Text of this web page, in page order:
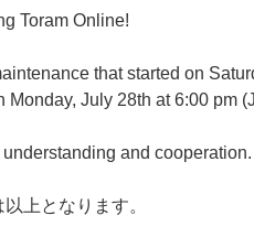
Toram Online!
that started on
Monday, July 28th at 6:00 pm
and cooperation.
上となります。